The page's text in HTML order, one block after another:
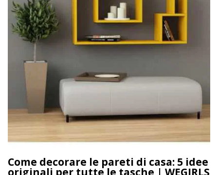
Come decorare le pareti di casa: 5 idee
originali per tutte le tasche | WEGIRLS